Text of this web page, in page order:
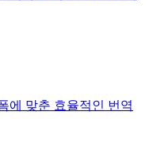
에 맞춘 효율적인 번역